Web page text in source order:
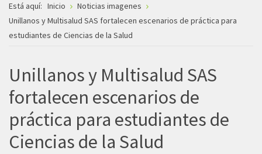
Está aquí: Inicio
Noticias imagenes
Unillanos y Multisalud SAS fortalecen escenarios de práctica para
estudiantes de Ciencias de la Salud
Unillanos y Multisalud SAS
fortalecen escenarios de
práctica para estudiantes de
Ciencias de la Salud